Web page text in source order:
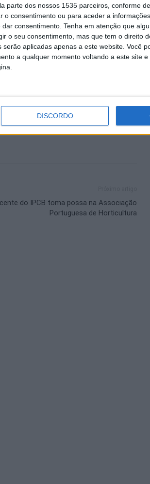
parte dos nossos 1535 parceiros, conforme
o consentimento ou para aceder a
consentimento. Tenha em atenção que
o seu consentimento, mas que tem o direito
aplicadas apenas a este website. Você
a qualquer momento voltando a este site
DISCORDO
do IPCB toma possa na Associação
Portuguesa de Horticultura